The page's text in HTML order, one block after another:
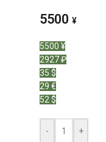
5500¥
5500 ¥
2927 ₽
35 $
29 €
52 $
- +